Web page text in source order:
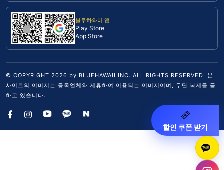
블루하와이 앱
Play Store
App Store
© COPYRIGHT 2026 by BLUEHAWAII INC. ALL RIGHTS RESERVED. 본
사이트의 이미지는 등록업체와 제휴하여 이용되는 이미지이며, 무단 복제를 금
하고 있습니다.
할인 쿠폰 받기